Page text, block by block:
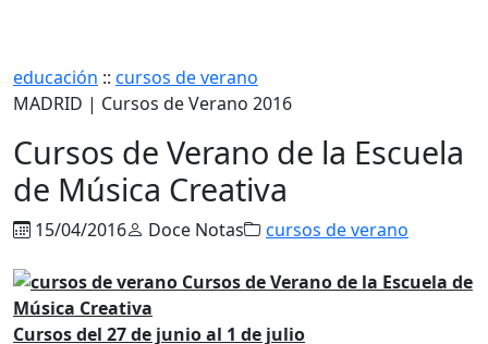
educación :: cursos de verano
MADRID | Cursos de Verano 2016
Cursos de Verano de la Escuela
de Música Creativa
15/04/2016 Doce Notas cursos de verano
Cursos del 27 de junio al 1 de julio